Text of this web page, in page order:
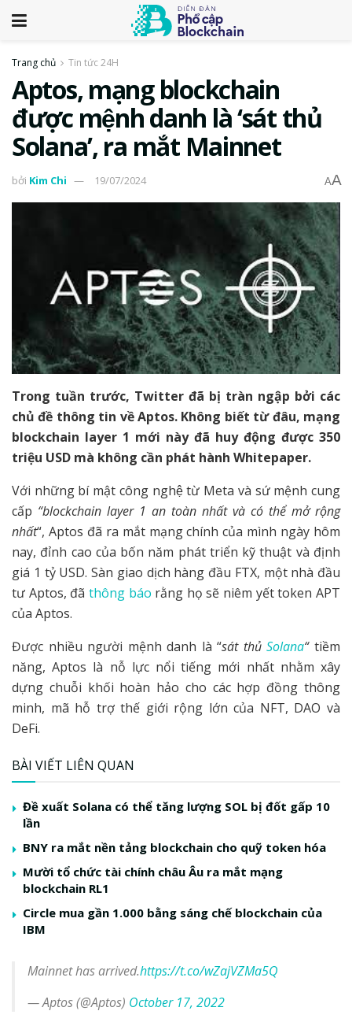
Trang chủ Tin tức 24H
Aptos, mạng blockchain
được mệnh danh là ‘sát thủ
Solana’, ra mắt Mainnet
bởi Kim Chi 19/07/2024 AA
Trong tuần trước, Twitter đã bị tràn ngập bởi các
chủ đề thông tin về Aptos. Không biết từ đâu, mạng
blockchain layer 1 mới này đã huy động được 350
triệu USD mà không cần phát hành Whitepaper.
Với những bí mật công nghệ từ Meta và sứ mệnh cung
cấp “blockchain layer 1 an toàn nhất và có thể mở rộng
nhất“, Aptos đã ra mắt mạng chính của mình ngày hôm
nay, đỉnh cao của bốn năm phát triển kỹ thuật và định
giá 1 tỷ USD. Sàn giao dịch hàng đầu FTX, một nhà đầu
tư Aptos, đã thông báo rằng họ sẽ niêm yết token APT
của Aptos.
Được nhiều người mệnh danh là “sát thủSolana“tiềm
năng, Aptos là nỗ lực nổi tiếng mới nhất nhằm xây
dựng chuỗi khối hoàn hảo cho các hợp đồng thông
minh, mã hỗ trợ thế giới rộng lớn của NFT, DAO và
DeFi.
BÀI VIẾT LIÊN QUAN
Đề xuất Solana có thể tăng lượng SOL bị đốt gấp 10
lần
BNY ra mắt nền tảng blockchain cho quỹ token hóa
Mười tổ chức tài chính châu Âu ra mắt mạng
blockchain RL1
Circle mua gần 1.000 bằng sáng chế blockchain của
IBM
Mainnet has arrived.https://t.co/wZajVZMa5Q
— Aptos (@Aptos) October 17, 2022